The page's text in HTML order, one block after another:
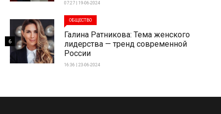
07:27 | 19-06-2024
ОБЩЕСТВО
Галина Ратникова: Тема женского
лидерства — тренд современной
России
16:36 | 23-06-2024
6